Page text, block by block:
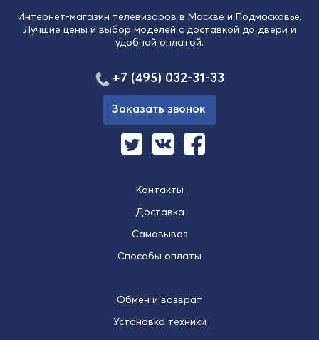
Интернет-магазин телевизоров в Москве и Подмосковье.
Лучшие цены и выбор моделей с доставкой до двери и
удобной оплатой.
Контакты
Доставка
Самовывоз
Способы оплаты
Обмен и возврат
Установка техники
+7 (495) 032-31-33
Заказать звонок